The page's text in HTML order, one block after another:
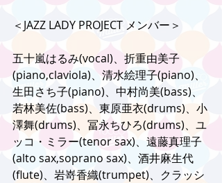
＜JAZZ LADY PROJECT メンバー＞
五十嵐はるみ(vocal)、折重由美子
(piano,claviola)、清水絵理子(piano)、
生田さち子(piano)、中村尚美(bass)、
若林美佐(bass)、東原亜衣(drums)、小
澤舞(drums)、冨永ちひろ(drums)、ユ
ッコ・ミラー(tenor sax)、遠藤真理子
(alto sax,soprano sax)、酒井麻生代
(flute)、岩嵜香織(trumpet)、クラッシ